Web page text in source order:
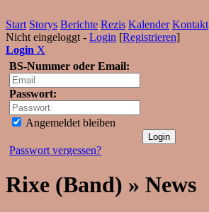
Start Storys Berichte Rezis Kalender Kontakt
Nicht eingeloggt - Login [Registrieren]
Login X
BS-Nummer oder Email:
Passwort:
Angemeldet bleiben
Passwort vergessen?
Rixe (Band) » News